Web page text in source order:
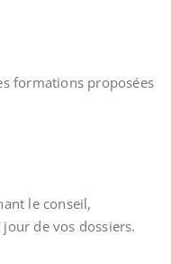
formations proposées
le conseil,
de vos dossiers.